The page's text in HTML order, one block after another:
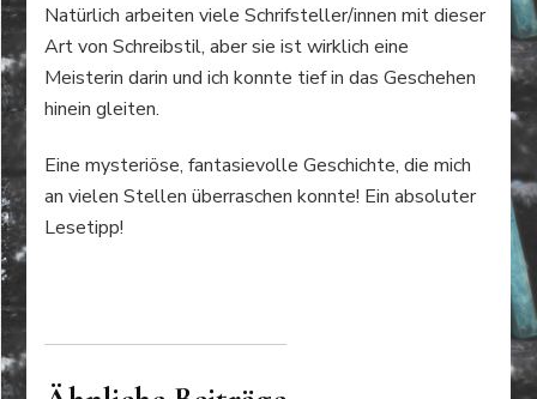
Natürlich arbeiten viele Schrifsteller/innen mit dieser
Art von Schreibstil, aber sie ist wirklich eine
Meisterin darin und ich konnte tief in das Geschehen
hinein gleiten.
Eine mysteriöse, fantasievolle Geschichte, die mich
an vielen Stellen überraschen konnte! Ein absoluter
Lesetipp!